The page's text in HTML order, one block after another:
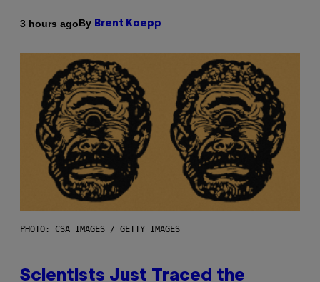
3 hours agoBy Brent Koepp
PHOTO: CSA IMAGES / GETTY IMAGES
Scientists Just Traced the